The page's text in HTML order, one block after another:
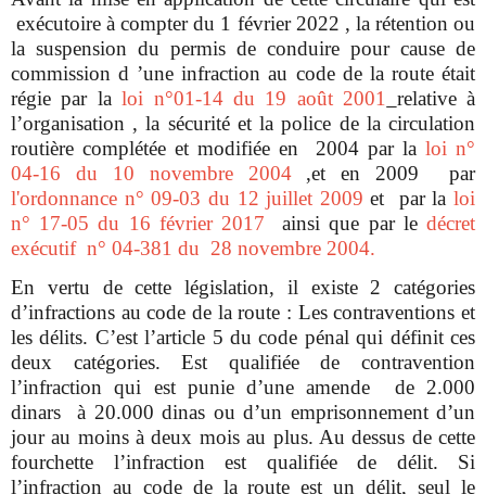
exécutoire à compter du 1 février 2022 , la rétention ou
la suspension du permis de conduire pour cause de
commission d ’une infraction au code de la route était
régie par laloi n°01-14 du 19 août 2001 relative à
l’organisation , la sécurité et la police de la circulation
routière complétée et modifiée en 2004 par la loi n°
04-16 du 10 novembre 2004
,et en 2009 par
l'ordonnance n° 09-03 du 12 juillet 2009 et par laloi
n° 17-05 du 16 février 2017
ainsi que par ledécret
exécutif n° 04-381 du 28 novembre 2004.
En vertu de cette législation, il existe 2 catégories
d’infractions au code de la route : Les contraventions et
les délits. C’est l’article 5 du code pénal qui définit ces
deux catégories. Est qualifiée de contravention
l’infraction qui est punie d’une amende de 2.000
dinars à 20.000 dinas ou d’un emprisonnement d’un
jour au moins à deux mois au plus. Au dessus de cette
fourchette l’infraction est qualifiée de délit. Si
l’infraction au code de la route est un délit, seul le